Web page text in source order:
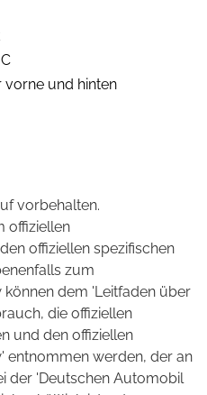
vorne und hinten
vorbehalten.
offiziellen
offiziellen spezifischen
zum
dem 'Leitfaden über
die offiziellen
und den offiziellen
entnommen werden, der an
der 'Deutschen Automobil